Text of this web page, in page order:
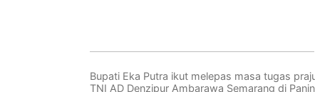
Bupati Eka Putra ikut melepas masa tugas
TNI AD Denzipur Ambarawa Semarang di